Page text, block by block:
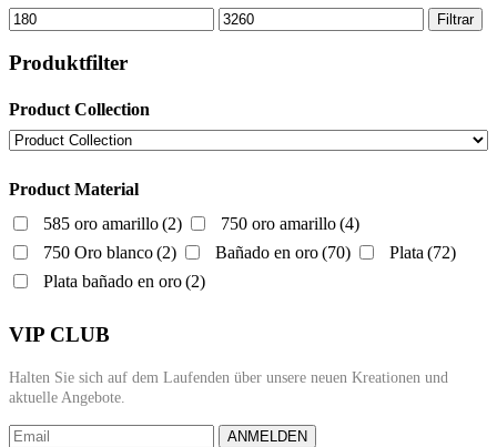
Precio
mínimo
Precio
máximo
Filtrar
Produktfilter
Product Collection
Product Material
585 oro amarillo(2) 750 oro amarillo(4)
750 Oro blanco(2) Bañado en oro(70) Plata (72)
Plata bañado en oro(2)
VIP CLUB
Halten Sie sich auf dem Laufenden über unsere neuen Kreationen und
aktuelle Angebote.
ANMELDEN